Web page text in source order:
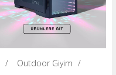
/ Outdoor Giyim /